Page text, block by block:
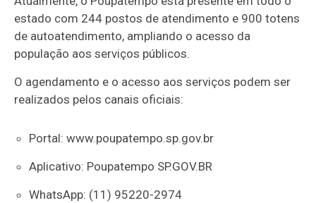
estado com 244 postos de atendimento e 900 totens
de autoatendimento, ampliando o acesso da
população aos serviços públicos.
O agendamento e o acesso aos serviços podem ser
realizados pelos canais oficiais:
Portal: www.poupatempo.sp.gov.br
Aplicativo: Poupatempo SP.GOV.BR
WhatsApp: (11) 95220-2974